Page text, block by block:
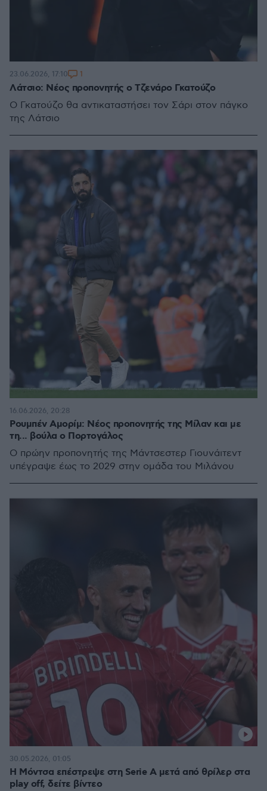
Λάτσιο: Νέος προπονητής ο Τζενάρο Γκατούζο
Ο Γκατούζο θα αντικαταστήσει τον Σάρι στον πάγκο
της Λάτσιο
23.06.2026, 17:10 1
Ρουμπέν Αμορίμ: Νέος προπονητής της Μίλαν και με
τη... βούλα ο Πορτογάλος
Ο πρώην προπονητής της Μάντσεστερ Γιουνάιτεντ
υπέγραψε έως το 2029 στην ομάδα του Μιλάνου
16.06.2026, 20:28
Η Μόντσα επέστρεψε στη Serie A μετά από θρίλερ στα
play off, δείτε βίντεο
30.05.2026, 01:05